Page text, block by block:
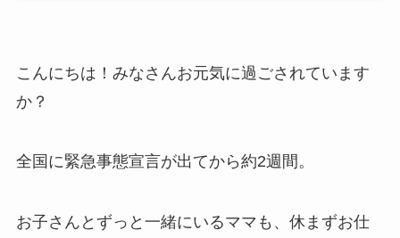
こんにちは！みなさんお元気に過ごされています
か？
全国に緊急事態宣言が出てから約2週間。
お子さんとずっと一緒にいるママも、休まずお仕